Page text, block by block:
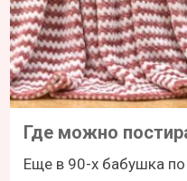
Где можно
Еще в 90-х бабушка